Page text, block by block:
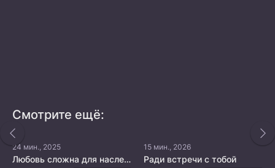
Смотрите ещё:
24 мин., 2025
Любовь сложна для наследника
15 мин., 2026
Ради встречи с тобой